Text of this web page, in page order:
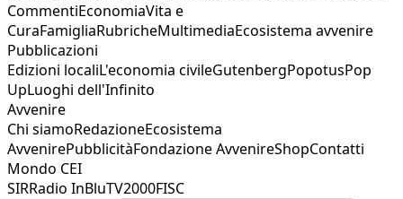
CommentiEconomiaVita e
CuraFamigliaRubricheMultimediaEcosistema avvenire
Pubblicazioni
Edizioni localiL'economia civileGutenbergPopotusPop
UpLuoghi dell'Infinito
Avvenire
Chi siamoRedazioneEcosistema
AvvenirePubblicitàFondazione AvvenireShopContatti
Mondo CEI
SIRRadio InBluTV2000FISC